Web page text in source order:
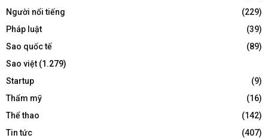
Người nổi tiếng
(229)
Pháp luật
(39)
Sao quốc tế
(89)
Sao việt (1.279)
Startup
(9)
Thẩm mỹ
(16)
Thể thao
(142)
Tin tức
(407)